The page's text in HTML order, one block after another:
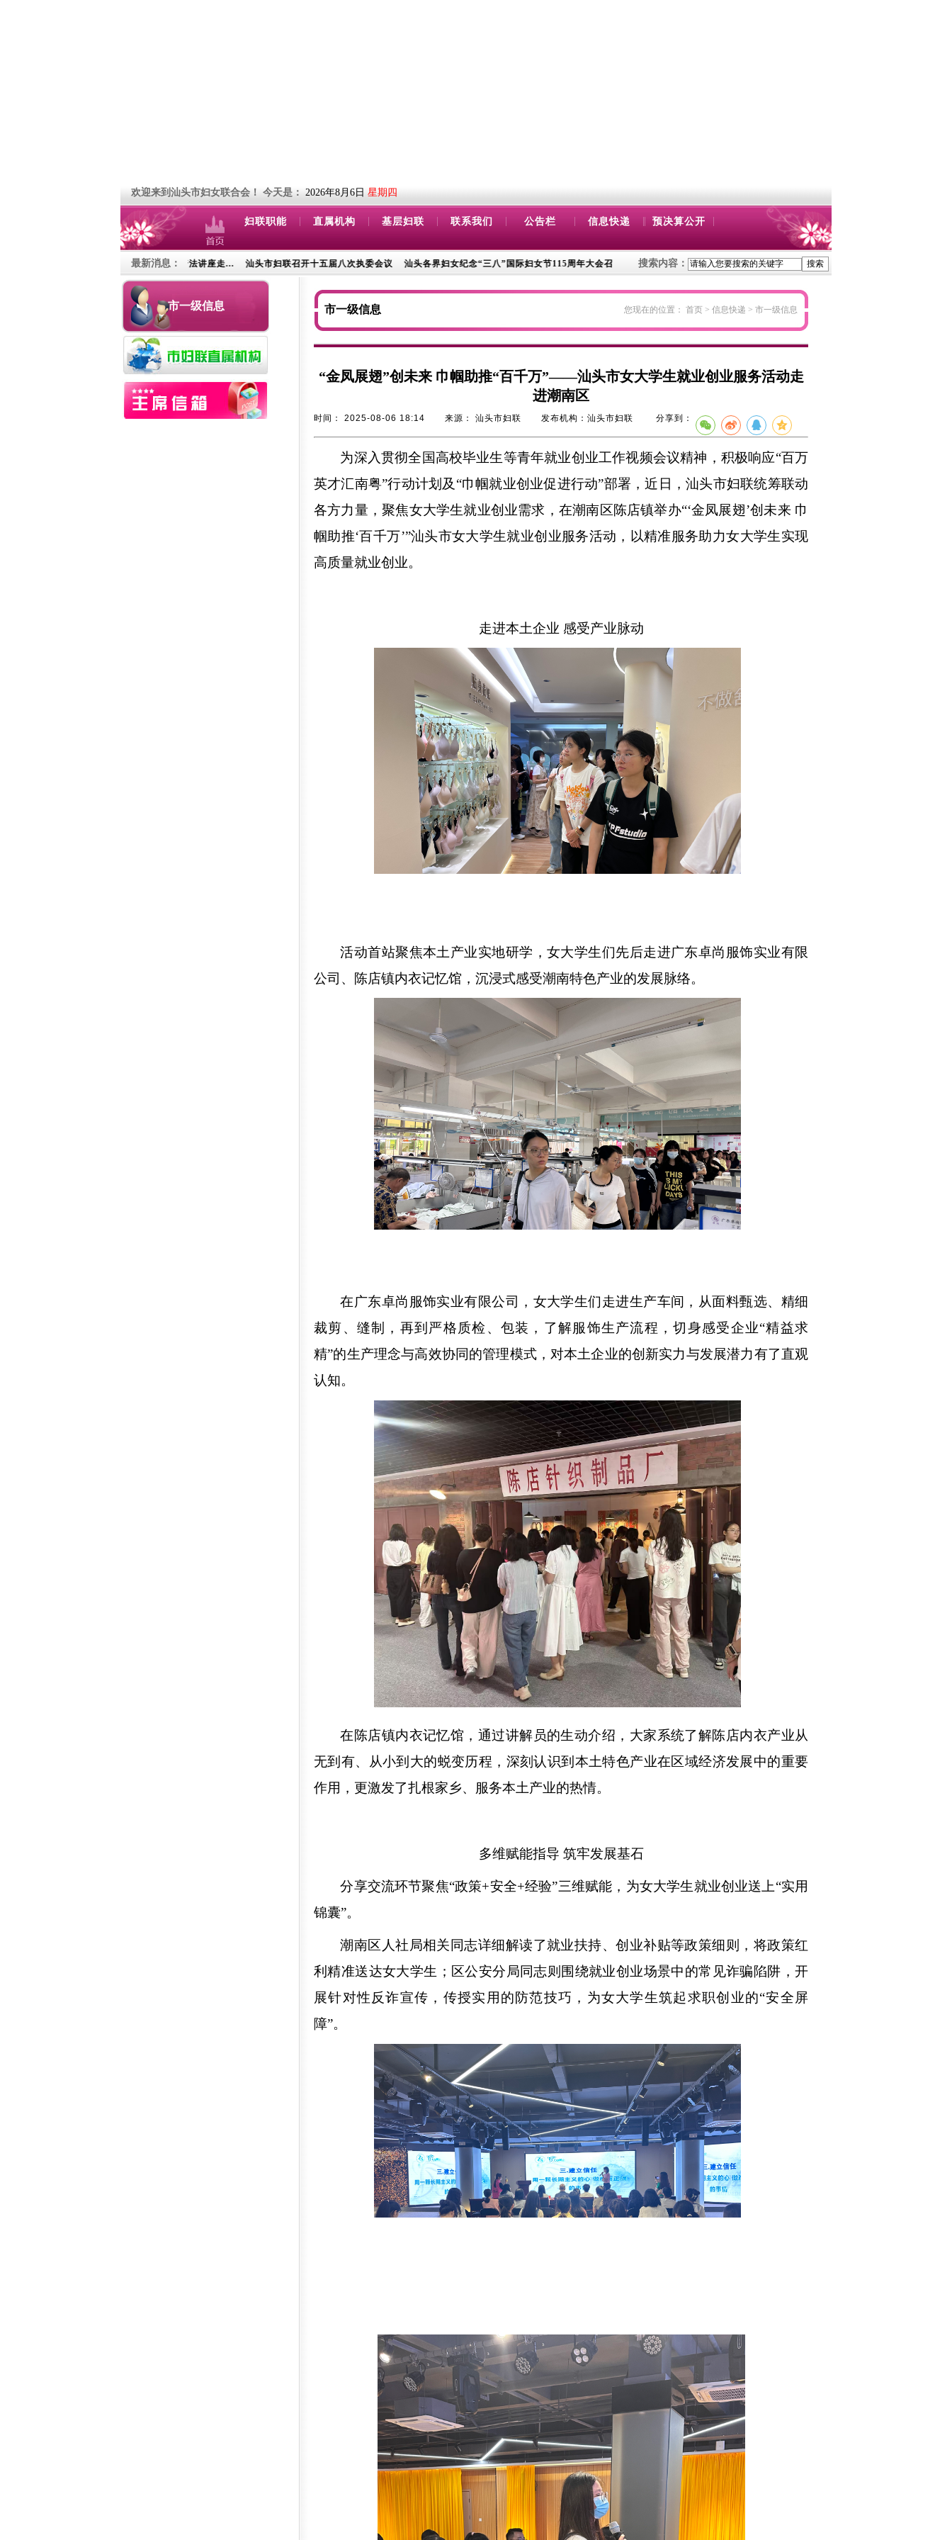
欢迎来到汕头市妇女联合会！ 今天是： 2026年8月6日 星期四
妇联职能 直属机构 基层妇联 联系我们 公告栏 信息快递 预决算公开
最新消息：
护在身边——妇女权益保护普法讲座走... 汕头市妇联召开十五届八次执委会议 汕头各界妇女纪念“三八”国际妇女节115周年大会召开 文明城市创建志愿服务活动 | 市妇联开展巾帼志愿服务活动 【心理赋能】（三）打造特色活
搜索内容：
市一级信息 市一级信息 您现在的位置： 首页 > 信息快递 > 市一级信息
“金凤展翅”创未来 巾帼助推“百千万”——汕头市女大学生就业创业服务活动走
进潮南区
时间： 2025-08-06 18:14 来源： 汕头市妇联 发布机构： 汕头市妇联 分享到：
为深入贯彻全国高校毕业生等青年就业创业工作视频会议精神，积极响应“百万
英才汇南粤”行动计划及“巾帼就业创业促进行动”部署，近日，汕头市妇联统筹联动
各方力量，聚焦女大学生就业创业需求，在潮南区陈店镇举办“‘金凤展翅’创未来 巾
帼助推‘百千万’”汕头市女大学生就业创业服务活动，以精准服务助力女大学生实现
高质量就业创业。
走进本土企业 感受产业脉动
活动首站聚焦本土产业实地研学，女大学生们先后走进广东卓尚服饰实业有限
公司、陈店镇内衣记忆馆，沉浸式感受潮南特色产业的发展脉络。
在广东卓尚服饰实业有限公司，女大学生们走进生产车间，从面料甄选、精细
裁剪、缝制，再到严格质检、包装，了解服饰生产流程，切身感受企业“精益求
精”的生产理念与高效协同的管理模式，对本土企业的创新实力与发展潜力有了直观
认知。
在陈店镇内衣记忆馆，通过讲解员的生动介绍，大家系统了解陈店内衣产业从
无到有、从小到大的蜕变历程，深刻认识到本土特色产业在区域经济发展中的重要
作用，更激发了扎根家乡、服务本土产业的热情。
多维赋能指导 筑牢发展基石
分享交流环节聚焦“政策+安全+经验”三维赋能，为女大学生就业创业送上“实用
锦囊”。
潮南区人社局相关同志详细解读了就业扶持、创业补贴等政策细则，将政策红
利精准送达女大学生；区公安分局同志则围绕就业创业场景中的常见诈骗陷阱，开
展针对性反诈宣传，传授实用的防范技巧，为女大学生筑起求职创业的“安全屏
障”。